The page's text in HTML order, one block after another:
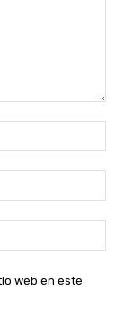
web en este